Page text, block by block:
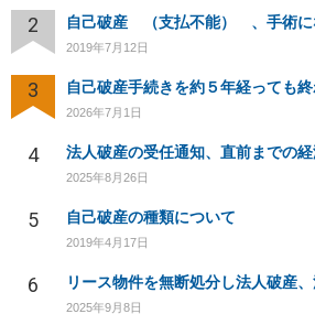
2 自己破産 （支払不能） 、手術に
2019年7月12日
3 自己破産手続きを約５年経っても
2026年7月1日
4 法人破産の受任通知、直前までの
2025年8月26日
5 自己破産の種類について
2019年4月17日
6 リース物件を無断処分し法人破産
2025年9月8日